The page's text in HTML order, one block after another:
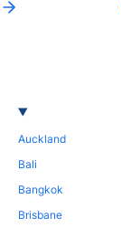
Auckland
Bali
Bangkok
Brisbane